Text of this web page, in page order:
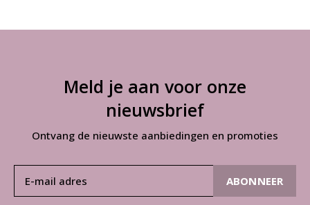
Meld je aan voor onze
nieuwsbrief
Ontvang de nieuwste aanbiedingen en promoties
ABONNEER